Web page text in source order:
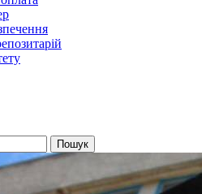
Пошук